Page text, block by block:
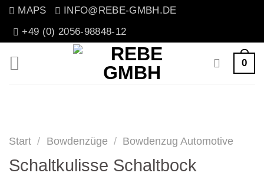
Zum
Inhalt
MAPS
INFO@REBE-GMBH.DE
+49 (0) 2056-98848-12
0
Start / Bowdenzüge / Bowdenzug Automotive
Schaltkulisse Schaltbock